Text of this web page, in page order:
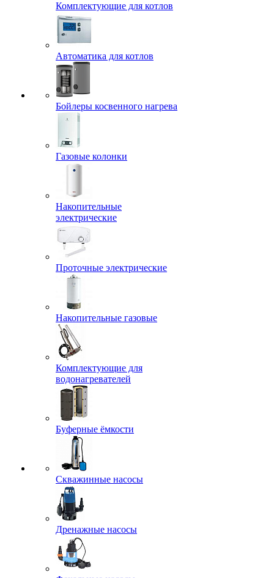
Комплектующие для котлов
Автоматика для котлов
Бойлеры косвенного нагрева
Газовые колонки
Накопительные
электрические
Проточные электрические
Накопительные газовые
Комплектующие для
водонагревателей
Буферные ёмкости
Скважинные насосы
Дренажные насосы